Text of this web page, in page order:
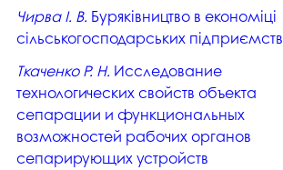
Чирва І. В. Буряківництво в економіці
сільськогосподарських підприємств
Ткаченко Р. Н. Исследование
технологических свойств объекта
сепарации и функциональных
возможностей рабочих органов
сепарирующих устройств